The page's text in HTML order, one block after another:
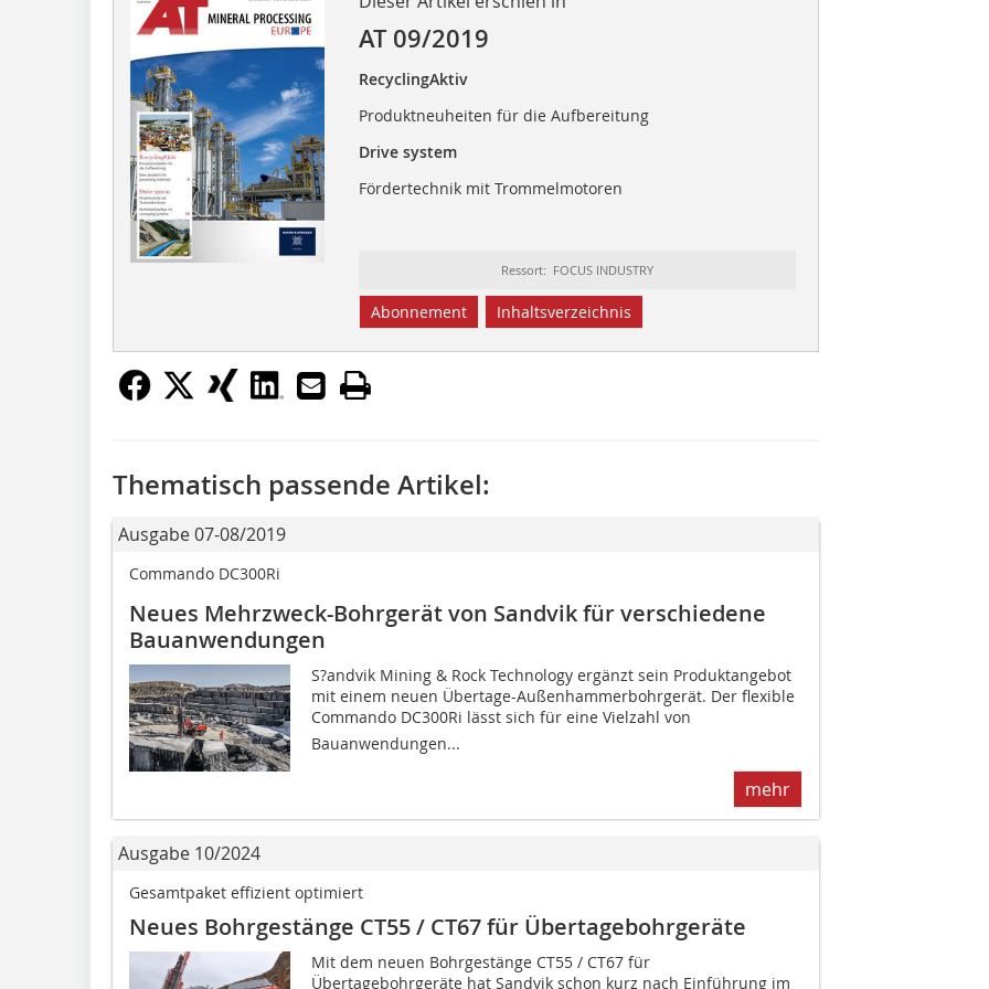
AT 09/2019
RecyclingAktiv
Produktneuheiten für die Aufbereitung
Drive system
Fördertechnik mit Trommelmotoren
Ressort: FOCUS INDUSTRY
Abonnement Inhaltsverzeichnis
Thematisch passende Artikel:
Ausgabe 07-08/2019
Commando DC300Ri
Neues Mehrzweck-Bohrgerät von Sandvik für verschiedene
Bauanwendungen
S?andvik Mining & Rock Technology ergänzt sein Produktangebot
mit einem neuen Übertage-Außenhammerbohrgerät. Der flexible
Commando DC300Ri lässt sich für eine Vielzahl von
Bauanwendungen...
mehr
Ausgabe 10/2024
Gesamtpaket effizient optimiert
Neues Bohrgestänge CT55 / CT67 für Übertagebohrgeräte
Mit dem neuen Bohrgestänge CT55 / CT67 für
Übertagebohrgeräte hat Sandvik schon kurz nach Einführung im